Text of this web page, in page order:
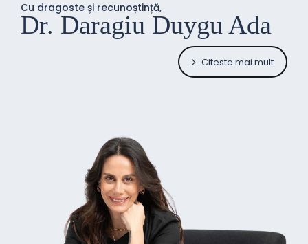
Cu dragoste și recunoștință,
Dr. Daragiu Duygu Ada
Citeste mai mult